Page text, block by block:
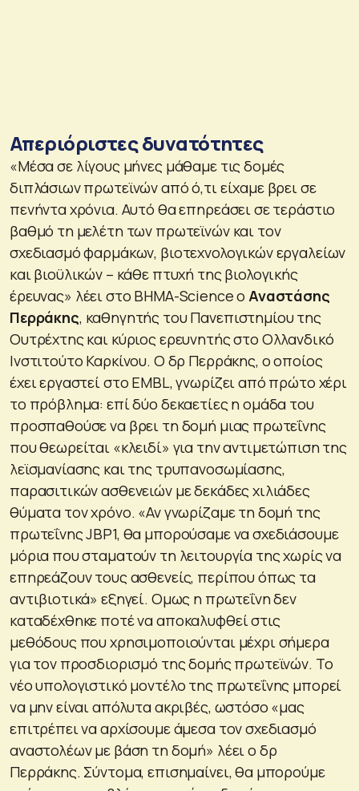
Απεριόριστες δυνατότητες
«Μέσα σε λίγους μήνες μάθαμε τις δομές
διπλάσιων πρωτεϊνών από ό,τι είχαμε βρει σε
πενήντα χρόνια. Αυτό θα επηρεάσει σε τεράστιο
βαθμό τη μελέτη των πρωτεϊνών και τον
σχεδιασμό φαρμάκων, βιοτεχνολογικών εργαλείων
και βιοϋλικών – κάθε πτυχή της βιολογικής
έρευνας» λέει στο ΒΗΜΑ-Science o Αναστάσης
Περράκης, καθηγητής του Πανεπιστημίου της
Ουτρέχτης και κύριος ερευνητής στο Ολλανδικό
Ινστιτούτο Καρκίνου. Ο δρ Περράκης, o οποίος
έχει εργαστεί στο EMBL, γνωρίζει από πρώτο χέρι
το πρόβλημα: επί δύο δεκαετίες η ομάδα του
προσπαθούσε να βρει τη δομή μιας πρωτεΐνης
που θεωρείται «κλειδί» για την αντιμετώπιση της
λεϊσμανίασης και της τρυπανοσωμίασης,
παρασιτικών ασθενειών με δεκάδες χιλιάδες
θύματα τον χρόνο. «Αν γνωρίζαμε τη δομή της
πρωτεΐνης JBP1, θα μπορούσαμε να σχεδιάσουμε
μόρια που σταματούν τη λειτουργία της χωρίς να
επηρεάζουν τους ασθενείς, περίπου όπως τα
αντιβιοτικά» εξηγεί. Ομως η πρωτεΐνη δεν
καταδέχθηκε ποτέ να αποκαλυφθεί στις
μεθόδους που χρησιμοποιούνται μέχρι σήμερα
για τον προσδιορισμό της δομής πρωτεϊνών. Το
νέο υπολογιστικό μοντέλο της πρωτεΐνης μπορεί
να μην είναι απόλυτα ακριβές, ωστόσο «μας
επιτρέπει να αρχίσουμε άμεσα τον σχεδιασμό
αναστολέων με βάση τη δομή» λέει ο δρ
Περράκης. Σύντομα, επισημαίνει, θα μπορούμε